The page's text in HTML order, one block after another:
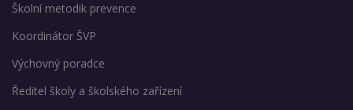
Školní metodik prevence
Koordinátor ŠVP
Výchovný poradce
Ředitel školy a školského zařízení